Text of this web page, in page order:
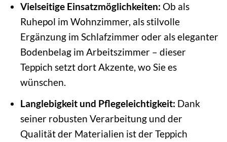
Vielseitige Einsatzmöglichkeiten: Ob als
Ruhepol im Wohnzimmer, als stilvolle
Ergänzung im Schlafzimmer oder als eleganter
Bodenbelag im Arbeitszimmer – dieser
Teppich setzt dort Akzente, wo Sie es
wünschen.
Langlebigkeit und Pflegeleichtigkeit: Dank
seiner robusten Verarbeitung und der
Qualität der Materialien ist der Teppich